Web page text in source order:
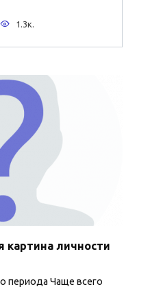
1.3к.
картина личности
периода Чаще всего